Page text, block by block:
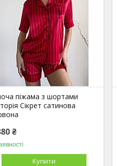
піжама з шортами
Сікрет сатинова
₴
Купити